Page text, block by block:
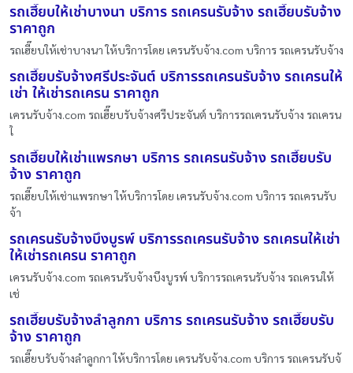
รถเฮี๊ยบให้เช่าบางนา บริการ รถเครนรับจ้าง รถเฮี๊ยบรับจ้าง
ราคาถูก
รถเฮี๊ยบให้เช่าบางนา ให้บริการโดย เครนรับจ้าง.com บริการ รถเครนรับจ้าง
รถเฮี๊ยบรับจ้างศรีประจันต์ บริการรถเครนรับจ้าง รถเครนให้
เช่า ให้เช่ารถเครน ราคาถูก
เครนรับจ้าง.com รถเฮี๊ยบรับจ้างศรีประจันต์ บริการรถเครนรับจ้าง รถเครน
ใ
รถเฮี๊ยบให้เช่าแพรกษา บริการ รถเครนรับจ้าง รถเฮี๊ยบรับ
จ้าง ราคาถูก
รถเฮี๊ยบให้เช่าแพรกษา ให้บริการโดย เครนรับจ้าง.com บริการ รถเครนรับ
จ้า
รถเครนรับจ้างบึงบูรพ์ บริการรถเครนรับจ้าง รถเครนให้เช่า
ให้เช่ารถเครน ราคาถูก
เครนรับจ้าง.com รถเครนรับจ้างบึงบูรพ์ บริการรถเครนรับจ้าง รถเครนให้
เช่
รถเฮี๊ยบรับจ้างลำลูกกา บริการ รถเครนรับจ้าง รถเฮี๊ยบรับ
จ้าง ราคาถูก
รถเฮี๊ยบรับจ้างลำลูกกา ให้บริการโดย เครนรับจ้าง.com บริการ รถเครนรับจ้